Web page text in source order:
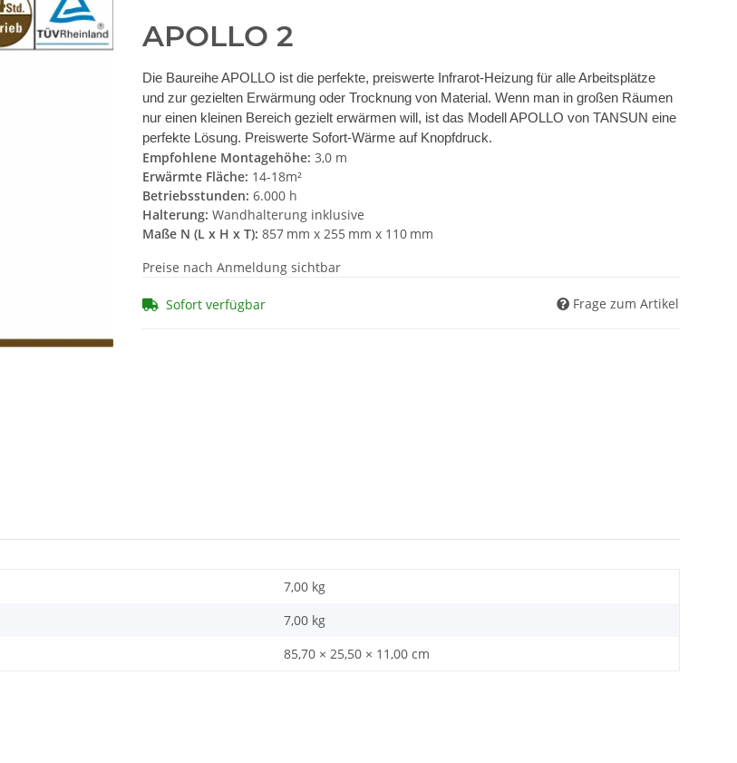
APOLLO 2
Die Baureihe APOLLO ist die perfekte, preiswerte Infrarot-Heizung für alle Arbeitsplätze
und zur gezielten Erwärmung oder Trocknung von Material. Wenn man in großen Räumen
nur einen kleinen Bereich gezielt erwärmen will, ist das Modell APOLLO von TANSUN eine
perfekte Lösung. Preiswerte Sofort-Wärme auf Knopfdruck.
Empfohlene Montagehöhe: 3,0 m
Erwärmte Fläche: 14-18m²
Betriebsstunden: 6.000 h
Halterung: Wandhalterung inklusive
Maße N (L x H x T): 857 mm x 255 mm x 110 mm
Preise nach Anmeldung sichtbar
Sofort verfügbar Frage zum Artikel
7,00 kg
7,00 kg
85,70 × 25,50 × 11,00 cm